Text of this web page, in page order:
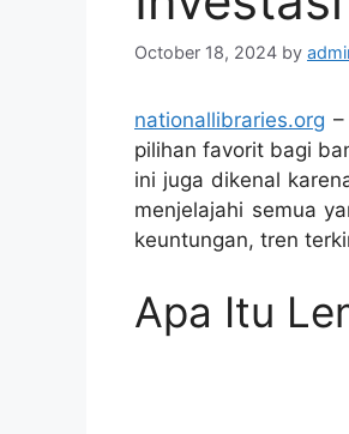
October 18, 2024 by
nationallibraries.org
pilihan favorit bagi
ini juga dikenal
menjelajahi semua
keuntungan, tren
Apa Itu